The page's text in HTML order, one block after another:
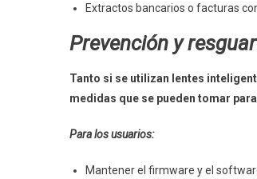
Extractos bancarios o facturas
Prevención y
Tanto si se utilizan lentes
medidas que se pueden tomar
Para los usuarios:
Mantener el firmware y el